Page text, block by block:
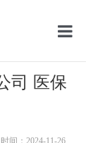
网
司 医保
时间：2024-11-26